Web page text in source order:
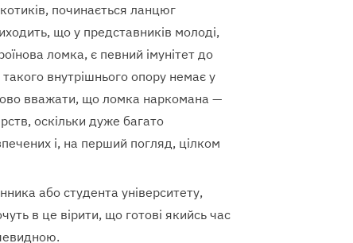
починається ланцюг
що у представників молоді,
ломка, є певний імунітет до
внутрішнього опору немає у
вважати, що ломка наркомана —
оскільки дуже багато
і, на перший погляд, цілком
або студента університету,
в це вірити, що готові якийсь час